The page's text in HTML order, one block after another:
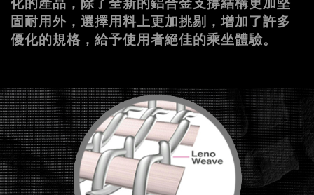
化的產品，除了全新的鋁合金支撐結構更加堅
固耐用外，選擇用料上更加挑剔，增加了許多
優化的規格，給予使用者絕佳的乘坐體驗。